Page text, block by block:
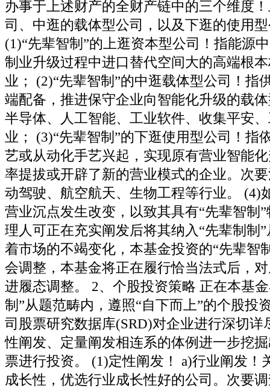
办事于上述财产的全财产链中的三个维度
司、中逛的载体型公司，以及下逛的使用
(1)“先辈智制”的上逛资本型公司！指能源
制业升级过程中进口替代空间大的高端根
业； (2)“先辈智制”的中逛载体型公司！指
端配备，推进保守企业向智能化升级的载
半导体、人工智能、工业软件、收集平安
业； (3)“先辈智制”的下逛使用型公司！指
艺或从动化手艺兴起，实现原有营业智能
率提拔或开辟了新的营业模式的企业。次
动驾驶、航空航天、生物工程等行业。 (4)
营业沉点发生改变，以致其具有“先辈智制
理人可正在充实阐发后将其纳入“先辈制制
着市场的不竭变化，本基金投资的“先辈智
会调整，本基金将正在履行恰当法式后，
进履态调整。 2、个股投资策略 正在本基
制”从题范畴内，遵照“自下而上”的个股投
司股票研究数据库(SRD)对企业进行深切详
性阐发、定量阐发相连系的体例进一步挖
票进行投资。 (1)定性阐发！ a)行业阐发！
成长性，优选行业成长性好的公司。次要